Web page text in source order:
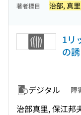
著者標目 治部, 真
1リ
の
デジタル 障
治部真里, 保江邦